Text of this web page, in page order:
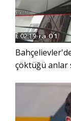
02:19
çöktüğü anlar